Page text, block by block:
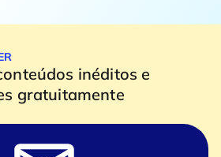
inéditos e
gratuitamente